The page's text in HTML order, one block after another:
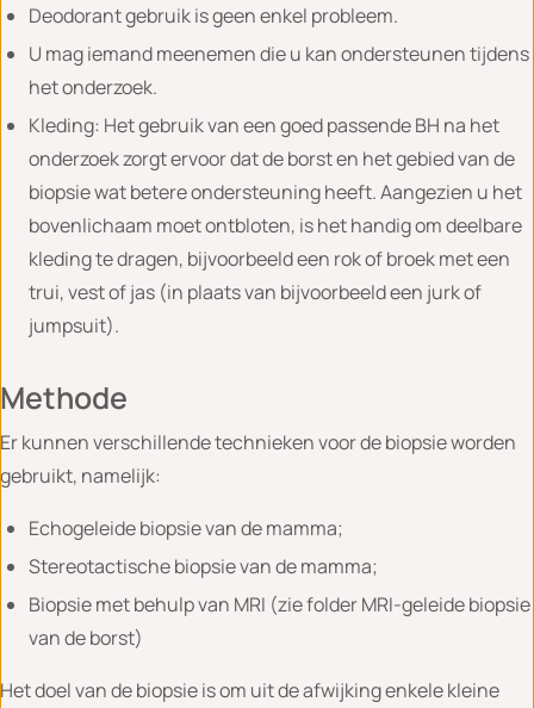
Deodorant gebruik is geen enkel probleem.
U mag iemand meenemen die u kan ondersteunen tijdens
het onderzoek.
Kleding: Het gebruik van een goed passende BH na het
onderzoek zorgt ervoor dat de borst en het gebied van de
biopsie wat betere ondersteuning heeft. Aangezien u het
bovenlichaam moet ontbloten, is het handig om deelbare
kleding te dragen, bijvoorbeeld een rok of broek met een
trui, vest of jas (in plaats van bijvoorbeeld een jurk of
jumpsuit).
Methode
Er kunnen verschillende technieken voor de biopsie worden
gebruikt, namelijk:
Echogeleide biopsie van de mamma;
Stereotactische biopsie van de mamma;
Biopsie met behulp van MRI (zie folder MRI-geleide biopsie
van de borst)
Het doel van de biopsie is om uit de afwijking enkele kleine